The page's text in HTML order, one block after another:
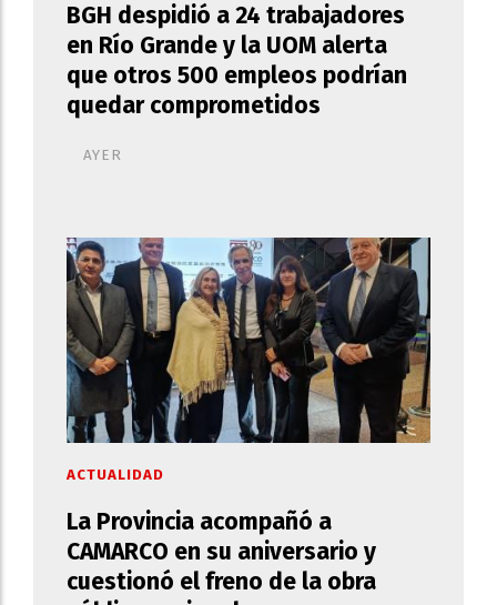
BGH despidió a 24 trabajadores
en Río Grande y la UOM alerta
que otros 500 empleos podrían
quedar comprometidos
AYER
La Provincia acompañó a
CAMARCO en su aniversario y
cuestionó el freno de la obra
ACTUALIDAD